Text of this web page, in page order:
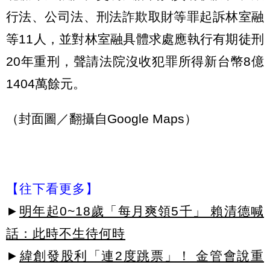
行法、公司法、刑法詐欺取財等罪起訴林室融
等11人，並對林室融具體求處應執行有期徒刑
20年重刑，聲請法院沒收犯罪所得新台幣8億
1404萬餘元。
（封面圖／翻攝自Google Maps）
【往下看更多】
► 明年起0~18歲「每月爽領5千」 賴清德喊
話：此時不生待何時
► 緯創發股利「連2度跳票」！ 金管會說重